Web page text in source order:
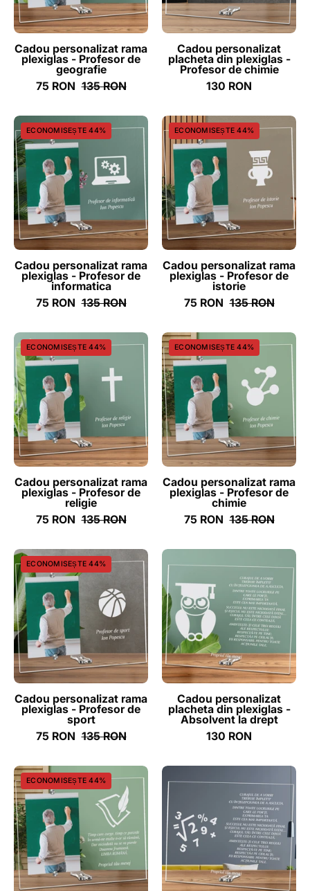
de
geografie
-
ghizbi.ro
Cadou personalizat rama
plexiglas - Profesor de
geografie
75 RON 135 RON
Profesor
de
chimie
-
ghizbi.ro
Cadou personalizat
placheta din plexiglas -
Profesor de chimie
130 RON
Cadou
personalizat
rama
plexiglas
-
Profesor
de
informatica
-
ghizbi.ro
ECONOMISEȘTE 44%
Cadou personalizat rama
plexiglas - Profesor de
informatica
75 RON 135 RON
Cadou
personalizat
rama
plexiglas
Profesor
de
istorie
-
ghizbi.ro
ECONOMISEȘTE 44%
Cadou personalizat rama
plexiglas - Profesor de
istorie
75 RON 135 RON
Cadou
personalizat
rama
plexiglas
-
Profesor
de
religie
-
ghizbi.ro
ECONOMISEȘTE 44%
Cadou personalizat rama
plexiglas - Profesor de
religie
75 RON 135 RON
Cadou
personalizat
rama
plexiglas
-
Profesor
de
chimie
-
ghizbi.ro
ECONOMISEȘTE 44%
Cadou personalizat rama
plexiglas - Profesor de
chimie
75 RON 135 RON
Cadou
personalizat
rama
plexiglas
-
Profesor
de
sport
ECONOMISEȘTE 44%
Cadou personalizat rama
plexiglas - Profesor de
sport
75 RON 135 RON
personalizat
placheta
din
plexiglas
-
Absolvent
la
drept
-
ghizbi.ro
Cadou personalizat
placheta din plexiglas -
Absolvent la drept
130 RON
Cadou
personalizat
rama
plexiglas
-
Limba
romana
ECONOMISEȘTE 44%
personalizat
placheta
din
plexiglas
-
Matematica